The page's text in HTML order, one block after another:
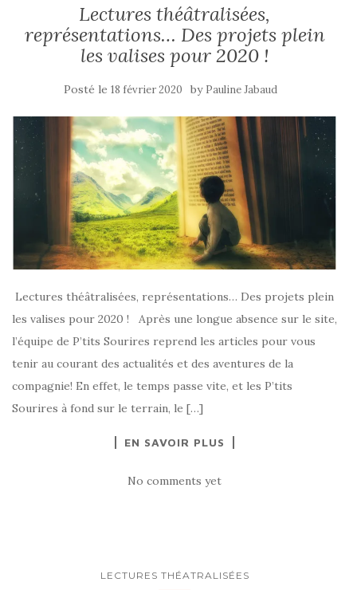
Lectures théâtralisées,
représentations… Des projets plein
les valises pour 2020 !
Posté le 18 février 2020 by Pauline Jabaud
Lectures théâtralisées, représentations… Des projets plein
les valises pour 2020 ! Après une longue absence sur le site,
l’équipe de P’tits Sourires reprend les articles pour vous
tenir au courant des actualités et des aventures de la
compagnie! En effet, le temps passe vite, et les P’tits
Sourires à fond sur le terrain, le […]
EN SAVOIR PLUS
No comments yet
LECTURES THÉATRALISÉES